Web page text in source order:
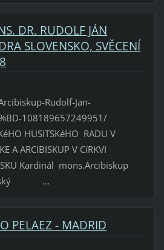
DR. RUDOLF JÁN
SLOVENSKO, SVĚCENÍ
Rudolf-Jan-
108189657249951/
HUSITSKéHO RADU V
A ARCIBISKUP V CíRKVI
Kardinál mons.Arcibiskup
...
PELAEZ - MADRID